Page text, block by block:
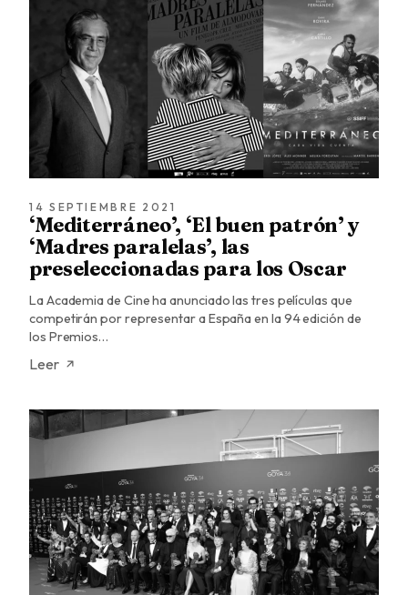
14 SEPTIEMBRE 2021
‘Mediterráneo’, ‘El buen patrón’ y
‘Madres paralelas’, las
preseleccionadas para los Oscar
La Academia de Cine ha anunciado las tres películas que
competirán por representar a España en la 94 edición de
los Premios…
Leer